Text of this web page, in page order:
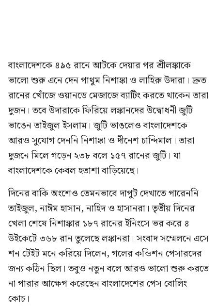
বাংলাদেশকে ৪৯৫ রানে আটকে দেয়ার পর শ্রীলঙ্কাকে
ভালো শুরু এনে দেন পাথুম নিশাঙ্কা ও লাহিরু উদারা। দ্রুত
রানের খোঁজে ওয়ানডে মেজাজে ব্যাটিং করতে থাকেন তারা
দুজন। তবে উদারাকে ফিরিয়ে লঙ্কানদের উদ্বোধনী জুটি
ভাঙেন তাইজুল ইসলাম। জুটি ভাঙলেও বাংলাদেশকে
আরও সুযোগ দেননি নিশাঙ্কা ও দীনেশ চান্দিমাল। তারা
দুজনে মিলে গড়েন ২৩৮ বলে ১৫৭ রানের জুটি। যা
বাংলাদেশকে কেবল হতাশা বাড়িয়েছে।
দিনের বাকি অংশেও তেমনভাবে দাপুট দেখাতে পারেননি
তাইজুল, নাঈম হাসান, নাহিদ ও হাসানরা। তৃতীয় দিনের
খেলা শেষে নিশাঙ্কার ১৮৭ রানের ইনিংসে ভর করে ৪
উইকেটে ৩৬৮ রান তুলেছে লঙ্কানরা। সংবাদ সম্মেলনে এসে
শন টেইট মনে করিয়ে দিলেন, গলের কন্ডিশন পেসারদের
জন্য কঠিন ছিল। তবুও নতুন বলে আরও ভালো শুরু করতে
না পারার আক্ষেপ করেছেন বাংলাদেশের পেস বোলিং
কোচ।